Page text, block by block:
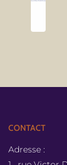
CONTACT
Adresse :